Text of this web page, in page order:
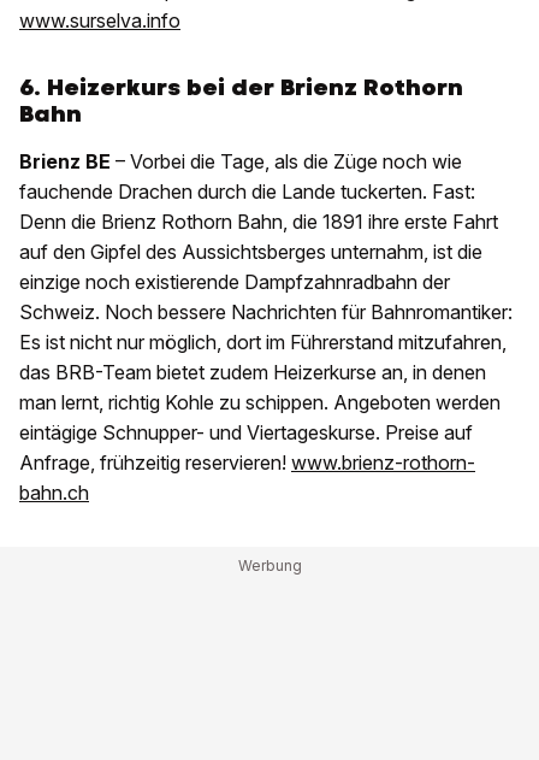
www.surselva.info
6. Heizerkurs bei der Brienz Rothorn
Bahn
Brienz BE – Vorbei die Tage, als die Züge noch wie
fauchende Drachen durch die Lande tuckerten. Fast:
Denn die Brienz Rothorn Bahn, die 1891 ihre erste Fahrt
auf den Gipfel des Aussichtsberges unternahm, ist die
einzige noch existierende Dampfzahnradbahn der
Schweiz. Noch bessere Nachrichten für Bahnromantiker:
Es ist nicht nur möglich, dort im Führerstand mitzufahren,
das BRB-Team bietet zudem Heizerkurse an, in denen
man lernt, richtig Kohle zu schippen. Angeboten werden
eintägige Schnupper- und Viertageskurse. Preise auf
Anfrage, frühzeitig reservieren! www.brienz-rothorn-
bahn.ch